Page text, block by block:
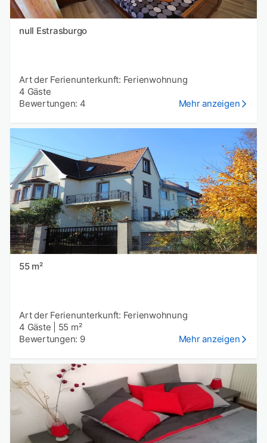
null Estrasburgo
Art der Ferienunterkunft: Ferienwohnung
4 Gäste
Bewertungen: 4
Mehr anzeigen
55 m²
Art der Ferienunterkunft: Ferienwohnung
4 Gäste
55 m²
Bewertungen: 9
Mehr anzeigen